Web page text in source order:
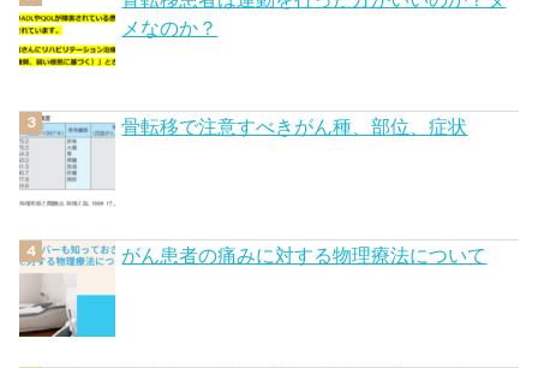
メなのか？
骨転移で注意すべきがん種、部位、症状
がん患者の痛みに対する物理療法について